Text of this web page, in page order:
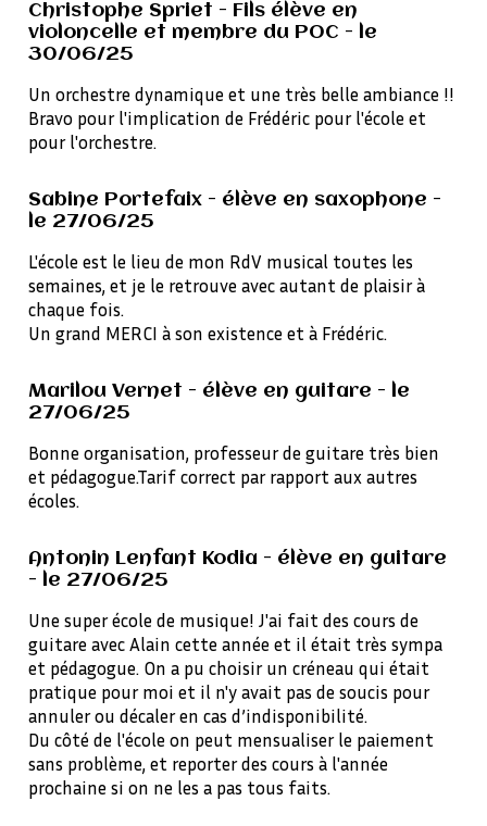
Christophe Spriet - Fils élève en
violoncelle et membre du POC - le
30/06/25
Un orchestre dynamique et une très belle ambiance !!
Bravo pour l'implication de Frédéric pour l'école et
pour l'orchestre.
Sabine Portefaix - élève en saxophone -
le 27/06/25
L'école est le lieu de mon RdV musical toutes les
semaines, et je le retrouve avec autant de plaisir à
chaque fois.
Un grand MERCI à son existence et à Frédéric.
Marilou Vernet - élève en guitare - le
27/06/25
Bonne organisation, professeur de guitare très bien
et pédagogue.Tarif correct par rapport aux autres
écoles.
Antonin Lenfant Kodia - élève en guitare
- le 27/06/25
Une super école de musique! J'ai fait des cours de
guitare avec Alain cette année et il était très sympa
et pédagogue. On a pu choisir un créneau qui était
pratique pour moi et il n'y avait pas de soucis pour
annuler ou décaler en cas d’indisponibilité.
Du côté de l'école on peut mensualiser le paiement
sans problème, et reporter des cours à l'année
prochaine si on ne les a pas tous faits.